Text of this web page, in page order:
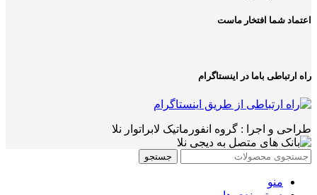
اعتماد شما افتخار ماست
راه ارتباطی باما در اینستاگرام
طراحی و اجرا : گروه انفورماتیک لابراتوار نلا
جستجو
منو